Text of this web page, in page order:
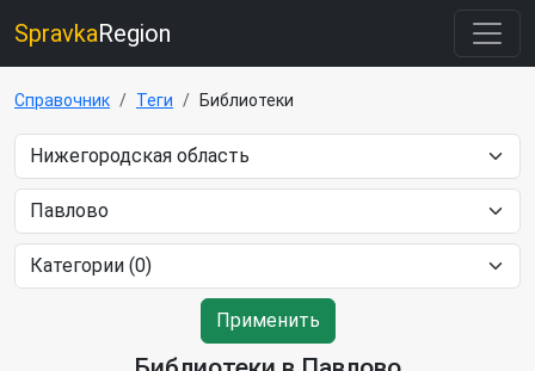
SpravkaRegion
Справочник Теги Библиотеки
Применить